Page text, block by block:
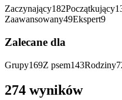
Zaczynający182Początkujący
Zaawansowany49Ekspert9
Zalecane dla
Grupy169Z psem143Rodziny
274 wyników